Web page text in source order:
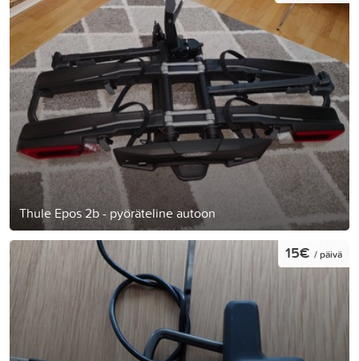
Thule Epos 2b - pyöräteline autoon
15€ / päivä